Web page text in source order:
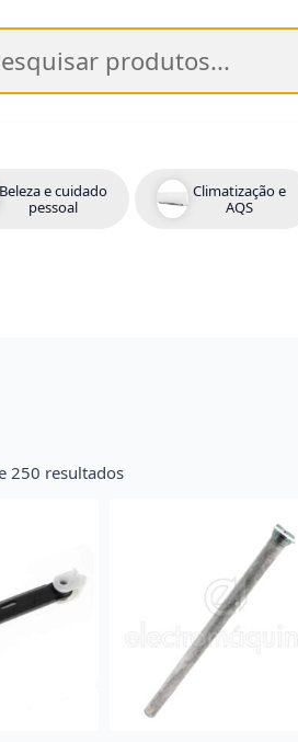
e cuidado
pessoal
Climatização e
AQS
250 resultados